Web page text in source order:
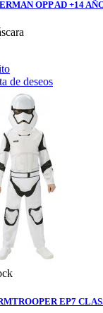
OPP AD +14
de deseos
EP7